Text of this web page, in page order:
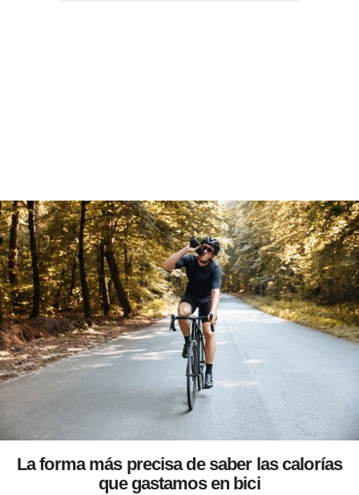
La forma más precisa de saber las calorías
que gastamos en bici